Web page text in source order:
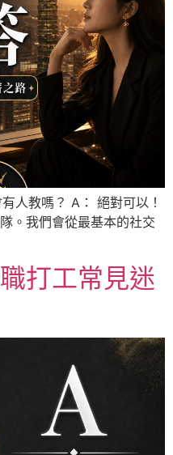
人教嗎？ A： 絕對可以！
。我們會從最基本的社交
打工常見迷